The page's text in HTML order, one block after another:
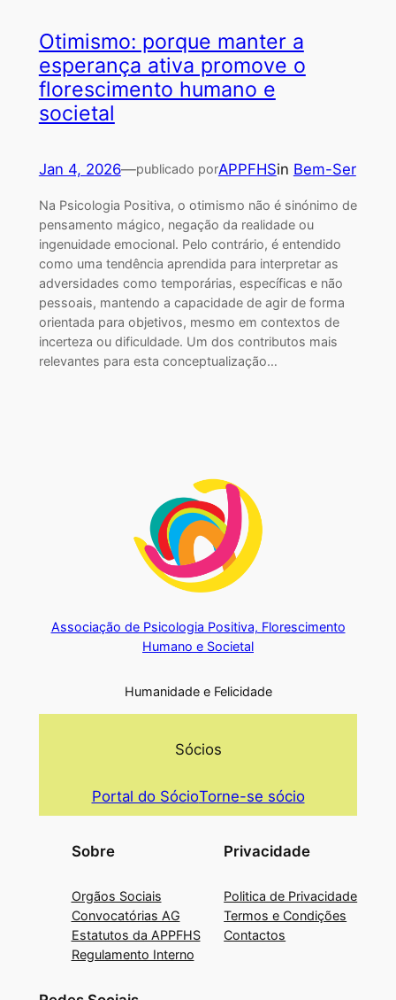
Otimismo: porque manter a
esperança ativa promove o
florescimento humano e
societal
Jan 4, 2026—publicado porAPPFHSin Bem-Ser
Na Psicologia Positiva, o otimismo não é sinónimo de
pensamento mágico, negação da realidade ou
ingenuidade emocional. Pelo contrário, é entendido
como uma tendência aprendida para interpretar as
adversidades como temporárias, específicas e não
pessoais, mantendo a capacidade de agir de forma
orientada para objetivos, mesmo em contextos de
incerteza ou dificuldade. Um dos contributos mais
relevantes para esta conceptualização…
Associação de Psicologia Positiva, Florescimento
Humano e Societal
Humanidade e Felicidade
Sócios
Portal do SócioTorne-se sócio
Sobre
Orgãos Sociais
Convocatórias AG
Estatutos da APPFHS
Regulamento Interno
Privacidade
Politica de Privacidade
Termos e Condições
Contactos